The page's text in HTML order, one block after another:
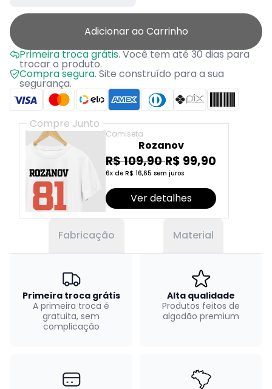
Adicionar ao Carrinho
Primeira troca grátis.Você tem até 30 dias para
trocar o produto.
Compra segura. Site construído para a sua
segurança.
Compre Junto
Camiseta
Rozanov
R$ 109,90 R$ 99,90
6x de R$ 16,65 sem juros
Ver detalhes
Fabricação Material
Primeira troca grátis
A primeira troca é
gratuita, sem
complicação
Alta qualidade
Produtos feitos de
algodão premium